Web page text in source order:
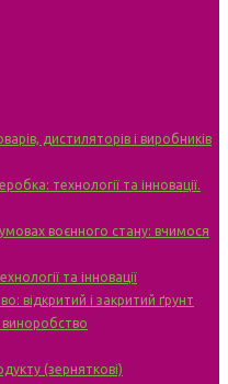
дистиляторів і виробників
технології та інновації.
воєнного стану: вчимося
та інновації
відкритий і закритий ґрунт
виноробство
(зерняткові)